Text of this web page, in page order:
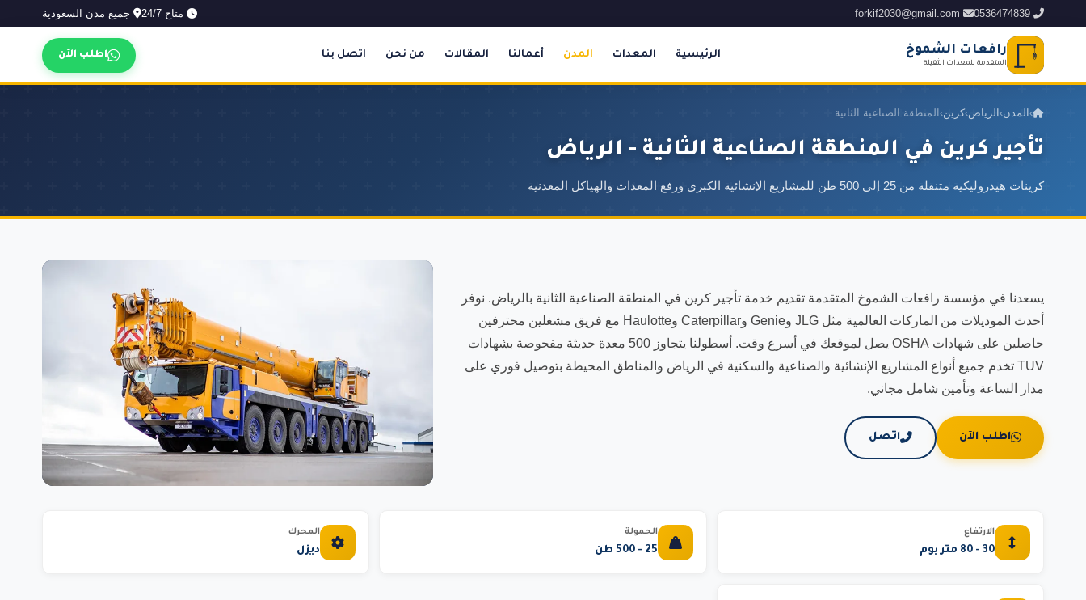
0536474839
forkif2030@gmail.com متاح 24/7 جميع مدن السعودية
رافعات الشموخ
المتقدمة للمعدات الثقيلة
الرئيسية المعدات المدن أعمالنا المقالات من نحن اتصل بنا اطلب الآن
› المدن› الرياض›كرين› المنطقة الصناعية الثانية
تأجير كرين في المنطقة الصناعية الثانية - الرياض
كرينات هيدروليكية متنقلة من 25 إلى 500 طن للمشاريع الإنشائية الكبرى ورفع المعدات والهياكل المعدنية
يسعدنا في مؤسسة رافعات الشموخ المتقدمة تقديم خدمة تأجير كرين في المنطقة الصناعية الثانية بالرياض. نوفر
أحدث الموديلات من الماركات العالمية مثل JLG وGenie وCaterpillar وHaulotte مع فريق مشغلين محترفين
حاصلين على شهادات OSHA يصل لموقعك في أسرع وقت. أسطولنا يتجاوز 500 معدة حديثة مفحوصة بشهادات
TUV تخدم جميع أنواع المشاريع الإنشائية والصناعية والسكنية في الرياض والمناطق المحيطة بتوصيل فوري على
مدار الساعة وتأمين شامل مجاني.
اطلب الآن اتصل
الارتفاع
30 - 80 متر بوم
الحمولة
25 - 500 طن
المحرك
ديزل